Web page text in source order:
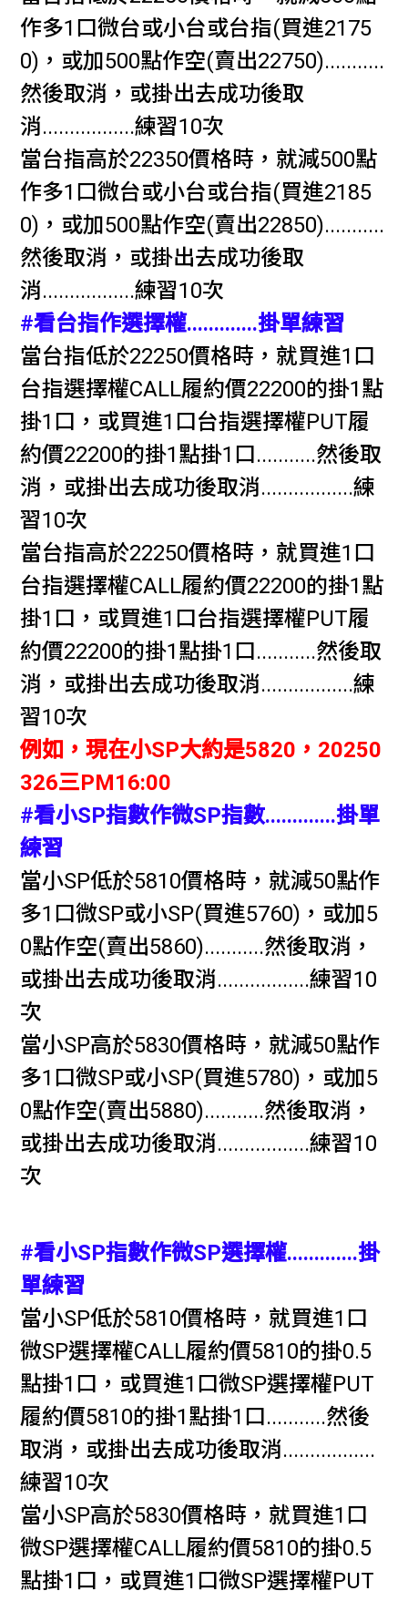
作多1口微台或小台或台指(買進2175
0)，或加500點作空(賣出22750)...........
然後取消，或掛出去成功後取
消.................練習10次
當台指高於22350價格時，就減500點
作多1口微台或小台或台指(買進2185
0)，或加500點作空(賣出22850)...........
然後取消，或掛出去成功後取
消.................練習10次
#看台指作選擇權.............掛單練習
當台指低於22250價格時，就買進1口
台指選擇權CALL履約價22200的掛1點
掛1口，或買進1口台指選擇權PUT履
約價22200的掛1點掛1口...........然後取
消，或掛出去成功後取消.................練
習10次
當台指高於22250價格時，就買進1口
台指選擇權CALL履約價22200的掛1點
掛1口，或買進1口台指選擇權PUT履
約價22200的掛1點掛1口...........然後取
消，或掛出去成功後取消.................練
習10次
例如，現在小SP大約是5820，20250
326三PM16:00
#看小SP指數作微SP指數.............掛單
練習
當小SP低於5810價格時，就減50點作
多1口微SP或小SP(買進5760)，或加5
0點作空(賣出5860)...........然後取消，
或掛出去成功後取消.................練習10
次
當小SP高於5830價格時，就減50點作
多1口微SP或小SP(買進5780)，或加5
0點作空(賣出5880)...........然後取消，
或掛出去成功後取消.................練習10
次
#看小SP指數作微SP選擇權.............掛
單練習
當小SP低於5810價格時， 就買進1口
微SP選擇權CALL履約價5810的掛0.5
點掛1口，或買進1口微SP選擇權PUT
履約價5810的掛1點掛1口...........然後
取消，或掛出去成功後取消.................
練習10次
當小SP高於5830價格時， 就買進1口
微SP選擇權CALL履約價5810的掛0.5
點掛1口，或買進1口微SP選擇權PUT